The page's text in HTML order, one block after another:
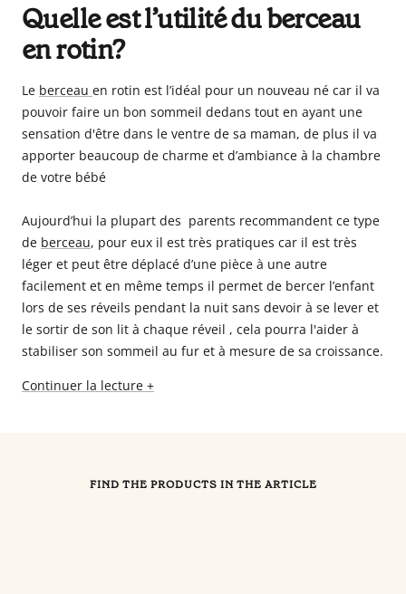
Quelle est l’utilité du berceau
en rotin?
Le berceau en rotin est l’idéal pour un nouveau né car il va
pouvoir faire un bon sommeil dedans tout en ayant une
sensation d'être dans le ventre de sa maman, de plus il va
apporter beaucoup de charme et d’ambiance à la chambre
de votre bébé
Aujourd’hui la plupart des parents recommandent ce type
de berceau, pour eux il est très pratiques car il est très
léger et peut être déplacé d’une pièce à une autre
facilement et en même temps il permet de bercer l’enfant
lors de ses réveils pendant la nuit sans devoir à se lever et
le sortir de son lit à chaque réveil , cela pourra l'aider à
stabiliser son sommeil au fur et à mesure de sa croissance.
Continuer la lecture +
FIND THE PRODUCTS IN THE ARTICLE